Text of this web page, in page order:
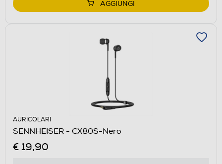
AGGIUNGI
AURICOLARI
SENNHEISER - CX80S-Nero
€ 19,90